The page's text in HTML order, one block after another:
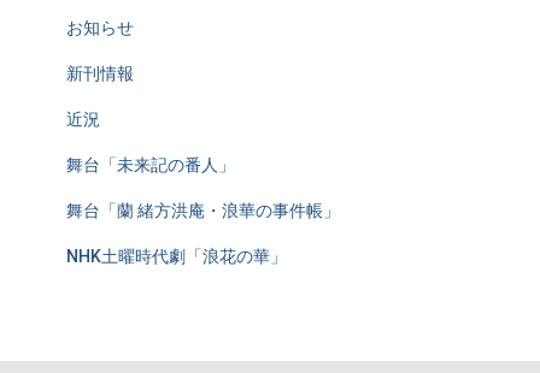
お知らせ
新刊情報
近況
舞台「未来記の番人」
舞台「蘭 緒方洪庵・浪華の事件帳」
NHK土曜時代劇「浪花の華」